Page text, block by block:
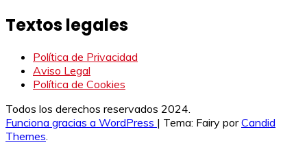
Textos legales
Política de Privacidad
Aviso Legal
Política de Cookies
Todos los derechos reservados 2024.
Funciona gracias a WordPress | Tema: Fairy porCandid
Themes.